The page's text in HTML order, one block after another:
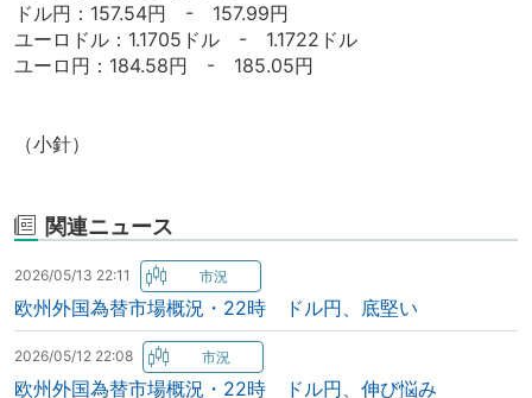
ドル円：157.54円 - 157.99円
ユーロドル：1.1705ドル - 1.1722ドル
ユーロ円：184.58円 - 185.05円
（小針）
関連ニュース
2026/05/13 22:11
欧州外国為替市場概況・22時 ドル円、底堅い
2026/05/12 22:08
欧州外国為替市場概況・22時 ドル円、伸び悩み